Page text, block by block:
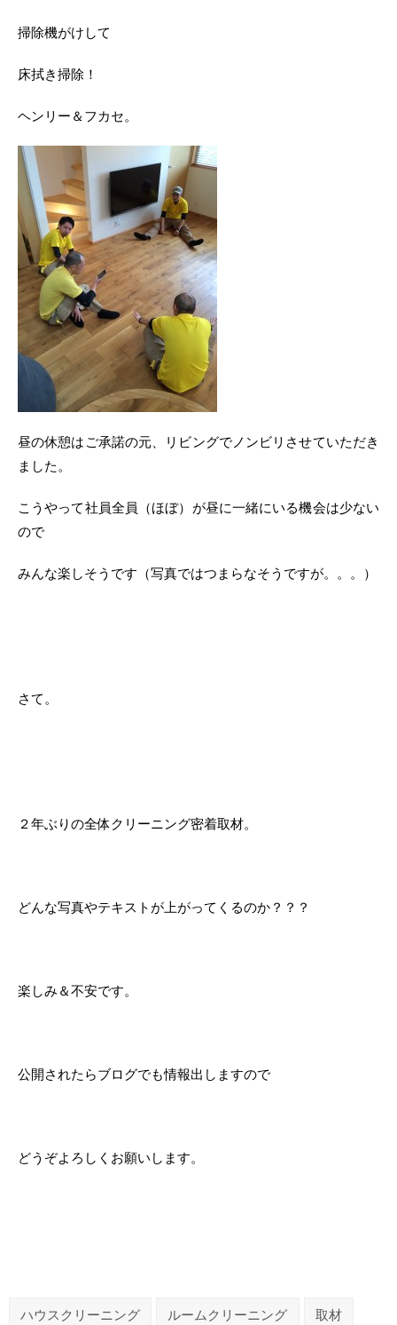
掃除機がけして
床拭き掃除！
ヘンリー＆フカセ。
昼の休憩はご承諾の元、リビングでノンビリさせていただき
ました。
こうやって社員全員（ほぼ）が昼に一緒にいる機会は少ない
ので
みんな楽しそうです（写真ではつまらなそうですが。。。）
さて。
２年ぶりの全体クリーニング密着取材。
どんな写真やテキストが上がってくるのか？？？
楽しみ＆不安です。
公開されたらブログでも情報出しますので
どうぞよろしくお願いします。
ハウスクリーニング ルームクリーニング 取材